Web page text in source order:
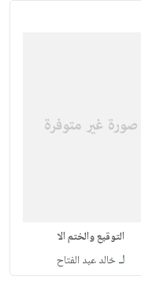
التوقيع والختم الا
لـخالد عبد الفتاح